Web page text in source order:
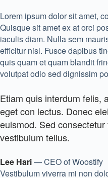
Lorem ipsum dolor sit amet,
Quisque sit amet ex at orci
iaculis diam. Nulla sem
efficitur nisl. Fusce dapibus
quis quam et quam blandit
volutpat odio sed dignissim
Etiam quis interdum felis,
eget con lectus. Donec
euismod. Sed
vestibulum tellus.
Lee Hari— CEO of Woostify
Vestibulum viverra mi non